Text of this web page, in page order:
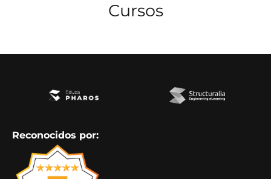
Cursos
Reconocidos por: